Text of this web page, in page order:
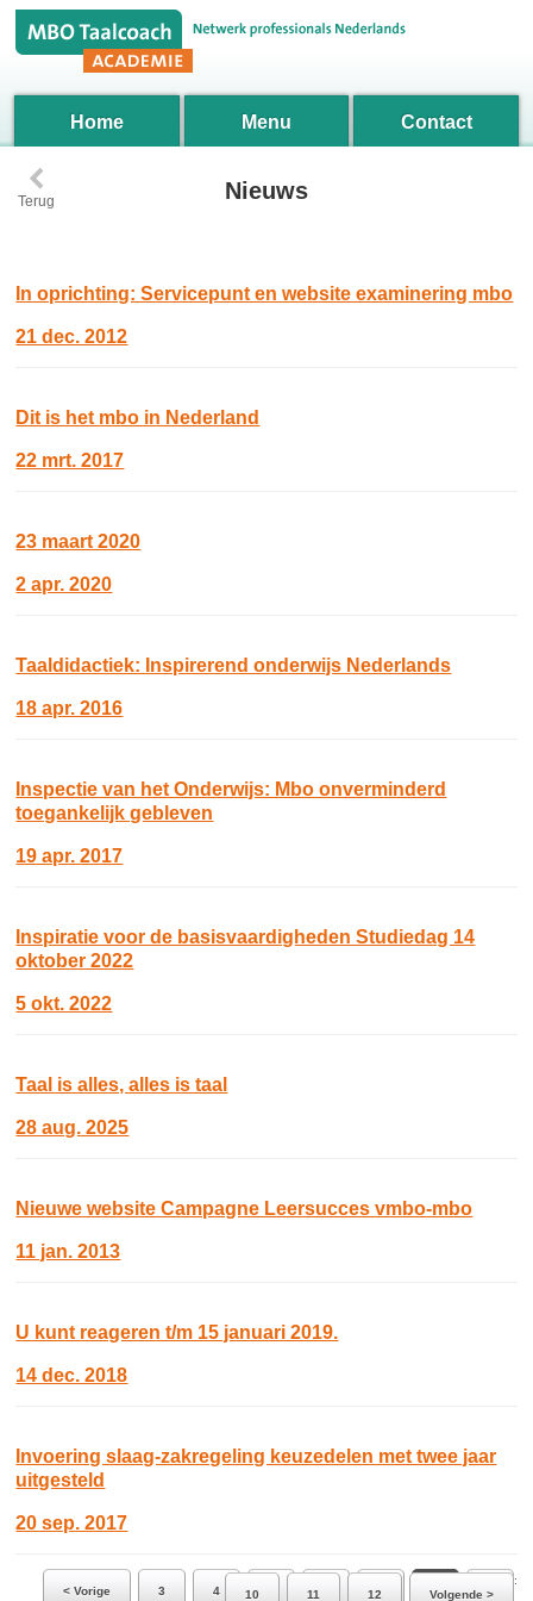
Home Menu Contact
‹
Terug Nieuws
In oprichting: Servicepunt en website examinering mbo
21 dec. 2012
Dit is het mbo in Nederland
22 mrt. 2017
23 maart 2020
2 apr. 2020
Taaldidactiek: Inspirerend onderwijs Nederlands
18 apr. 2016
Inspectie van het Onderwijs: Mbo onverminderd
toegankelijk gebleven
19 apr. 2017
Inspiratie voor de basisvaardigheden Studiedag 14
oktober 2022
5 okt. 2022
Taal is alles, alles is taal
28 aug. 2025
Nieuwe website Campagne Leersucces vmbo-mbo
11 jan. 2013
U kunt reageren t/m 15 januari 2019.
14 dec. 2018
Invoering slaag-zakregeling keuzedelen met twee jaar
uitgesteld
20 sep. 2017
Ga naar pagina:
< Vorige
3 4 7 8 9
10 11 12 Volgende >